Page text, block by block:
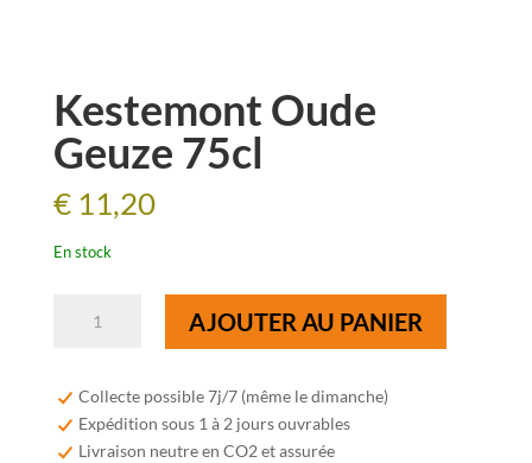
Kestemont Oude
Geuze 75cl
€11,20
En stock
Oude
Geuze
75cl
AJOUTER AU PANIER
Collecte possible 7j/7 (même le dimanche)
Expédition sous 1 à 2 jours ouvrables
Livraison neutre en CO2 et assurée